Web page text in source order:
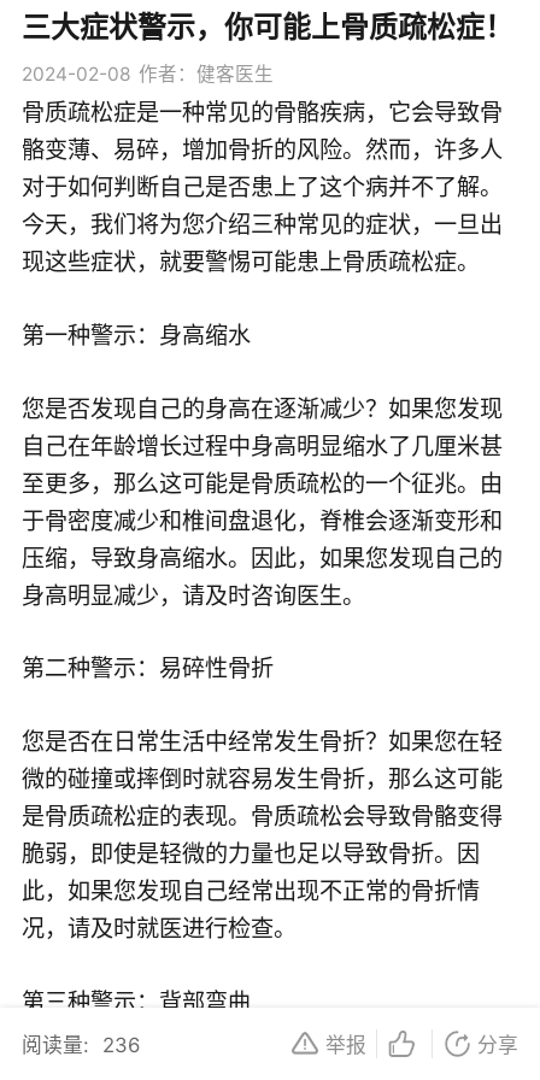
三大症状警示，你可能上骨质疏松症！
2024-02-08 作者：健客医生
骨质疏松症是一种常见的骨骼疾病，它会导致骨
骼变薄、易碎，增加骨折的风险。然而，许多人
对于如何判断自己是否患上了这个病并不了解。
今天，我们将为您介绍三种常见的症状，一旦出
现这些症状，就要警惕可能患上骨质疏松症。
第一种警示：身高缩水
您是否发现自己的身高在逐渐减少？如果您发现
自己在年龄增长过程中身高明显缩水了几厘米甚
至更多，那么这可能是骨质疏松的一个征兆。由
于骨密度减少和椎间盘退化，脊椎会逐渐变形和
压缩，导致身高缩水。因此，如果您发现自己的
身高明显减少，请及时咨询医生。
第二种警示：易碎性骨折
您是否在日常生活中经常发生骨折？如果您在轻
微的碰撞或摔倒时就容易发生骨折，那么这可能
是骨质疏松症的表现。骨质疏松会导致骨骼变得
脆弱，即使是轻微的力量也足以导致骨折。因
此，如果您发现自己经常出现不正常的骨折情
况，请及时就医进行检查。
第三种警示：背部弯曲
阅读量: 236 举报 分享